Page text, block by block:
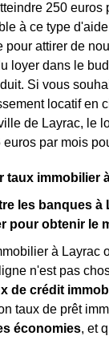
250 euros
à ce type
pour attirer de
loyer dans le
Si vous
locatif en
de Layrac, le
par mois
taux immobilier
les banques à
pour obtenir le
à Layrac
n'est pas
de crédit
taux de prêt
économies, et